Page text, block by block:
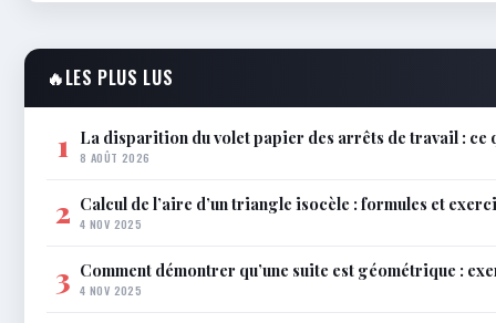
🔥LES PLUS LUS
1 La disparition du volet papier des arrêts de travail : ce
8 AOÛT 2026
2 Calcul de l’aire d’un triangle isocèle : formules et
4 NOV 2025
3 Comment démontrer qu’une suite est géométrique :
4 NOV 2025